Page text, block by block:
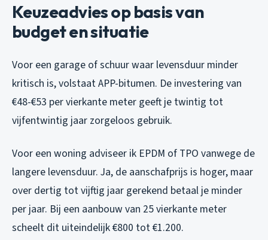
Keuzeadvies op basis van
budget en situatie
Voor een garage of schuur waar levensduur minder
kritisch is, volstaat APP-bitumen. De investering van
€48-€53 per vierkante meter geeft je twintig tot
vijfentwintig jaar zorgeloos gebruik.
Voor een woning adviseer ik EPDM of TPO vanwege de
langere levensduur. Ja, de aanschafprijs is hoger, maar
over dertig tot vijftig jaar gerekend betaal je minder
per jaar. Bij een aanbouw van 25 vierkante meter
scheelt dit uiteindelijk €800 tot €1.200.